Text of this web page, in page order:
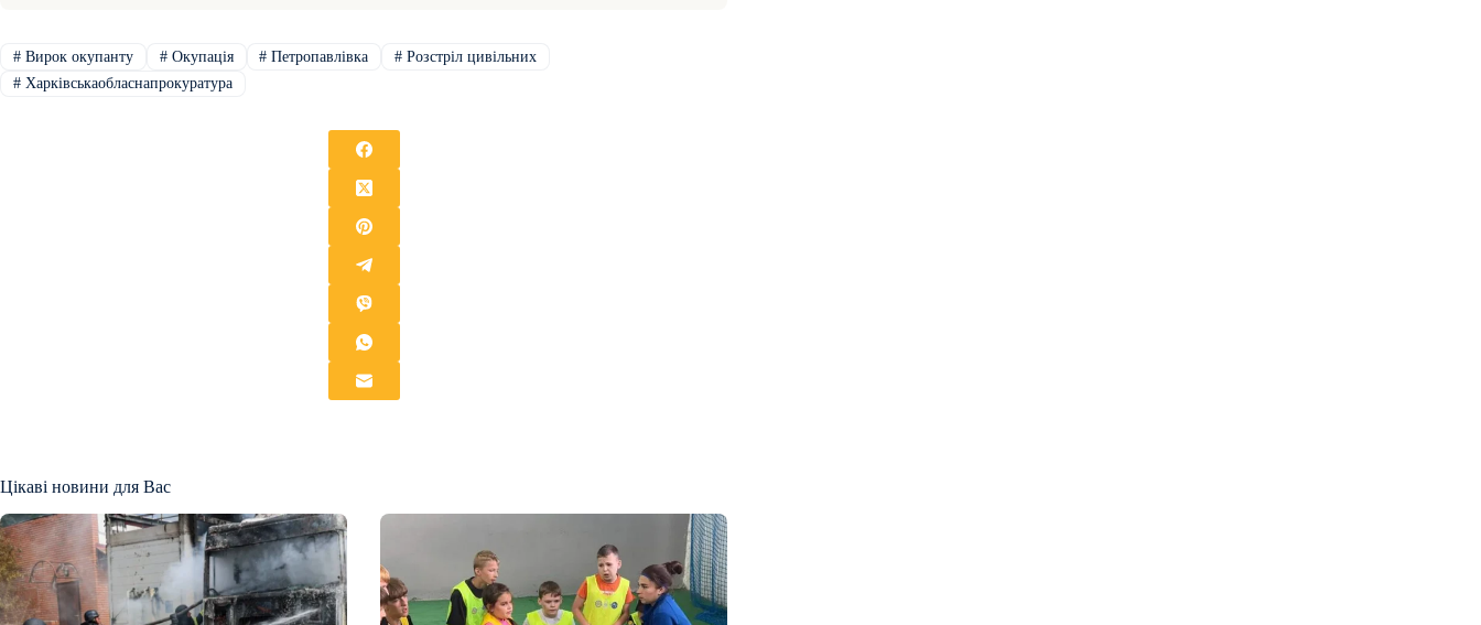
#Вирок окупанту #Окупація # Петропавлівка # Розстріл цивільних
#Харківськаобласнапрокуратура
Цікаві новини для Вас